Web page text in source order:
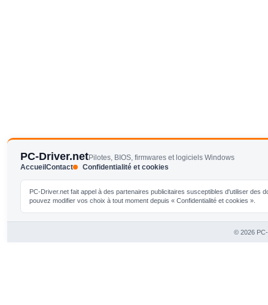
PC-Driver.netPilotes, BIOS, firmwares et logiciels Windows
AccueilContact Confidentialité et cookies
PC-Driver.net fait appel à des partenaires publicitaires susceptibles d'utiliser
pouvez modifier vos choix à tout moment depuis « Confidentialité et cookies ».
© 2026